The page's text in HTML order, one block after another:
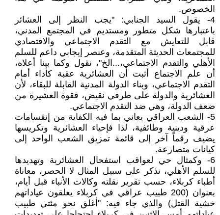
الخصوص.
4- يقول السيد الجنابي: "يجب النظر إلى العشائر
باعتبارها شكل متطور ومستديم في المجتمع المدني،
قابل للتعايش مع التقدم الاجتماعي والاقتصادي
للمجتمعات الحديثة المتقدمة، وعنصر إيجابي داعم للسلم
الأهلي والتقدم الاجتماعي،...الخ"، نقول وكما بينا أعلاه،
أن علم الاجتماع أثبت أن العشائرية عقبة كأداء أمام
التقدم الاجتماعي، وبناء الدولة المدنية القابلة للبقاء، لأن
العشائرية والدولة على طرفي نقيض، فقوة العشيرة من
ضعف الدولة، وهي ضد التقدم الاجتماعي.
5- الشعب العراقي يعاني بما فيه الكفاية من إنقسامات
عرقية ودينية وطائفية، لذا فإحياء العشائرية وتكريسها
يضيف رقماً آخر إلى قائمة تمزيق الشعب الواحد إلى
كيانات متصارعة.
6- وكمثال حي لعواقب استفحال العشائرية وتهديدها
للسلم الأهلي، نذكر على سبيل المثال لا الحصر، معاناة
أطباء كربلاء، حسب تقرير نقلته وكالات الأنباء قبل أيام،
بعنوان (200 طبيب عراقي في كربلاء يغلقون عياداتهم
خشية القتل) والذي جاء فيه: "أغلق نحو مئتي طبيب